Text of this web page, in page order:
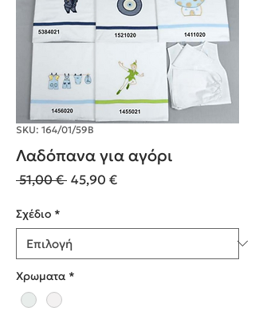
SKU: 164/01/59Β
Λαδόπανα για αγόρι
51,00 € Κανονική
45,90 €Τιμή
Σχέδιο *
Χρωματα *